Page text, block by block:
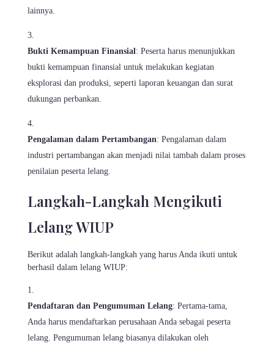
lainnya.
Bukti Kemampuan Finansial : Peserta harus menunjukkan
bukti kemampuan finansial untuk melakukan kegiatan
eksplorasi dan produksi, seperti laporan keuangan dan surat
dukungan perbankan.
Pengalaman dalam Pertambangan: Pengalaman dalam
industri pertambangan akan menjadi nilai tambah dalam proses
penilaian peserta lelang.
Langkah-Langkah Mengikuti
Lelang WIUP
Berikut adalah langkah-langkah yang harus Anda ikuti untuk
berhasil dalam lelang WIUP:
Pendaftaran dan Pengumuman Lelang: Pertama-tama,
Anda harus mendaftarkan perusahaan Anda sebagai peserta
lelang. Pengumuman lelang biasanya dilakukan oleh